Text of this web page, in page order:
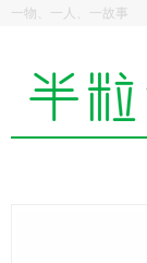
一物、一人、一故事